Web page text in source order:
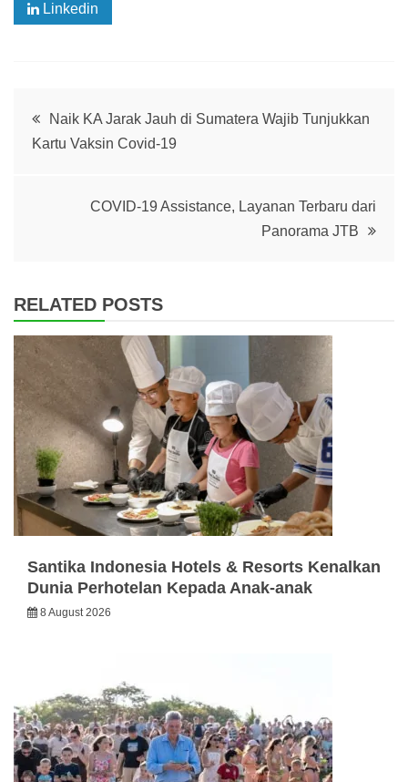
Linkedin
PostNaik KA Jarak Jauh di Sumatera Wajib Tunjukkan
Kartu Vaksin Covid-19
COVID-19 Assistance, Layanan Terbaru dari
Panorama JTB
RELATED POSTS
Santika Indonesia Hotels & Resorts Kenalkan
Dunia Perhotelan Kepada Anak-anak
8 August 2026